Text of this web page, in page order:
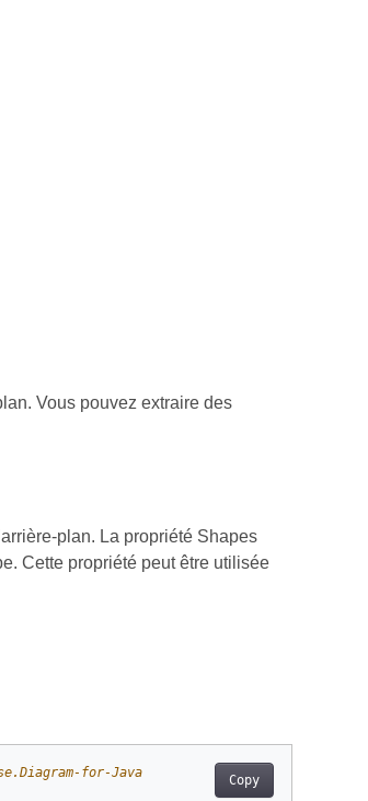
Vous pouvez extraire des
plan. La propriété Shapes
Cette propriété peut être utilisée
Copy
for-Java